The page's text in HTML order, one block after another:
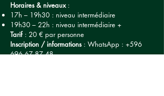
Horaires & niveaux:
17h – 19h30 : niveau intermédiaire
19h30 – 22h : niveau intermédiaire +
Tarif : 20 € par personne
Inscription / informations : WhatsApp : +596
696 67 87 48